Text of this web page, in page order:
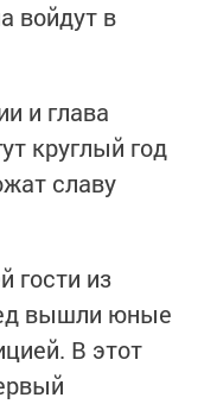
войдут в
и глава
круглый год
славу
гости из
вышли юные
В этот